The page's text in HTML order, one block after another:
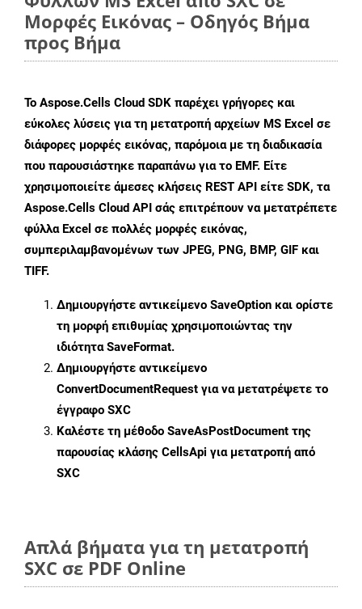
Μορφές Εικόνας – Οδηγός Βήμα
προς Βήμα
Το Aspose.Cells Cloud SDK παρέχει γρήγορες και
εύκολες λύσεις για τη μετατροπή αρχείων MS Excel σε
διάφορες μορφές εικόνας, παρόμοια με τη διαδικασία
που παρουσιάστηκε παραπάνω για το EMF. Είτε
χρησιμοποιείτε άμεσες κλήσεις REST API είτε SDK, τα
Aspose.Cells Cloud API σάς επιτρέπουν να μετατρέπετε
φύλλα Excel σε πολλές μορφές εικόνας,
συμπεριλαμβανομένων των JPEG, PNG, BMP, GIF και
TIFF.
Δημιουργήστε αντικείμενο SaveOption και ορίστε
τη μορφή επιθυμίας χρησιμοποιώντας την
ιδιότηταSaveFormat.
Δημιουργήστε αντικείμενο
ConvertDocumentRequest για να μετατρέψετε το
έγγραφο SXC
Καλέστε τη μέθοδο SaveAsPostDocument της
παρουσίας κλάσης CellsApi για μετατροπή από
SXC
Απλά βήματα για τη μετατροπή
SXC σε PDF Online